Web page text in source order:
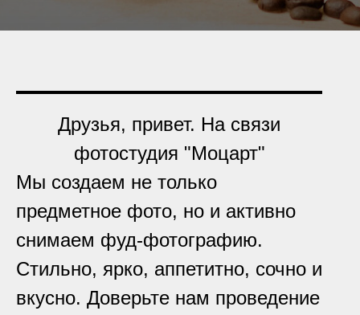
Друзья, привет. На связи
фотостудия "Моцарт"
Мы создаем не только
предметное фото, но и активно
снимаем фуд-фотографию.
Стильно, ярко, аппетитно, сочно и
вкусно. Доверьте нам проведение